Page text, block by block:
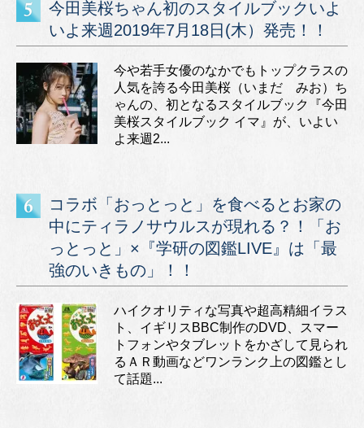
今田美桜ちゃん初のスタイルブックいよ
いよ来週2019年7月18日(木）発売！！
今や若手女優のなかでもトップクラスの
人気を誇る今田美桜（いまだ みお）ち
ゃんの、初となるスタイルブック『今田
美桜スタイルブック イマ』が、いよい
よ来週2...
コラボ「おっとっと」を食べるとお家の
中にティラノサウルスが現れる？！「お
っとっと」×『学研の図鑑LIVE』は「最
強のいきもの」！！
ハイクオリティな写真や超高精細イラス
ト、イギリスBBC制作のDVD、スマー
トフォンやタブレットをかざして見られ
るＡＲ動画などワンランク上の図鑑とし
て話題...